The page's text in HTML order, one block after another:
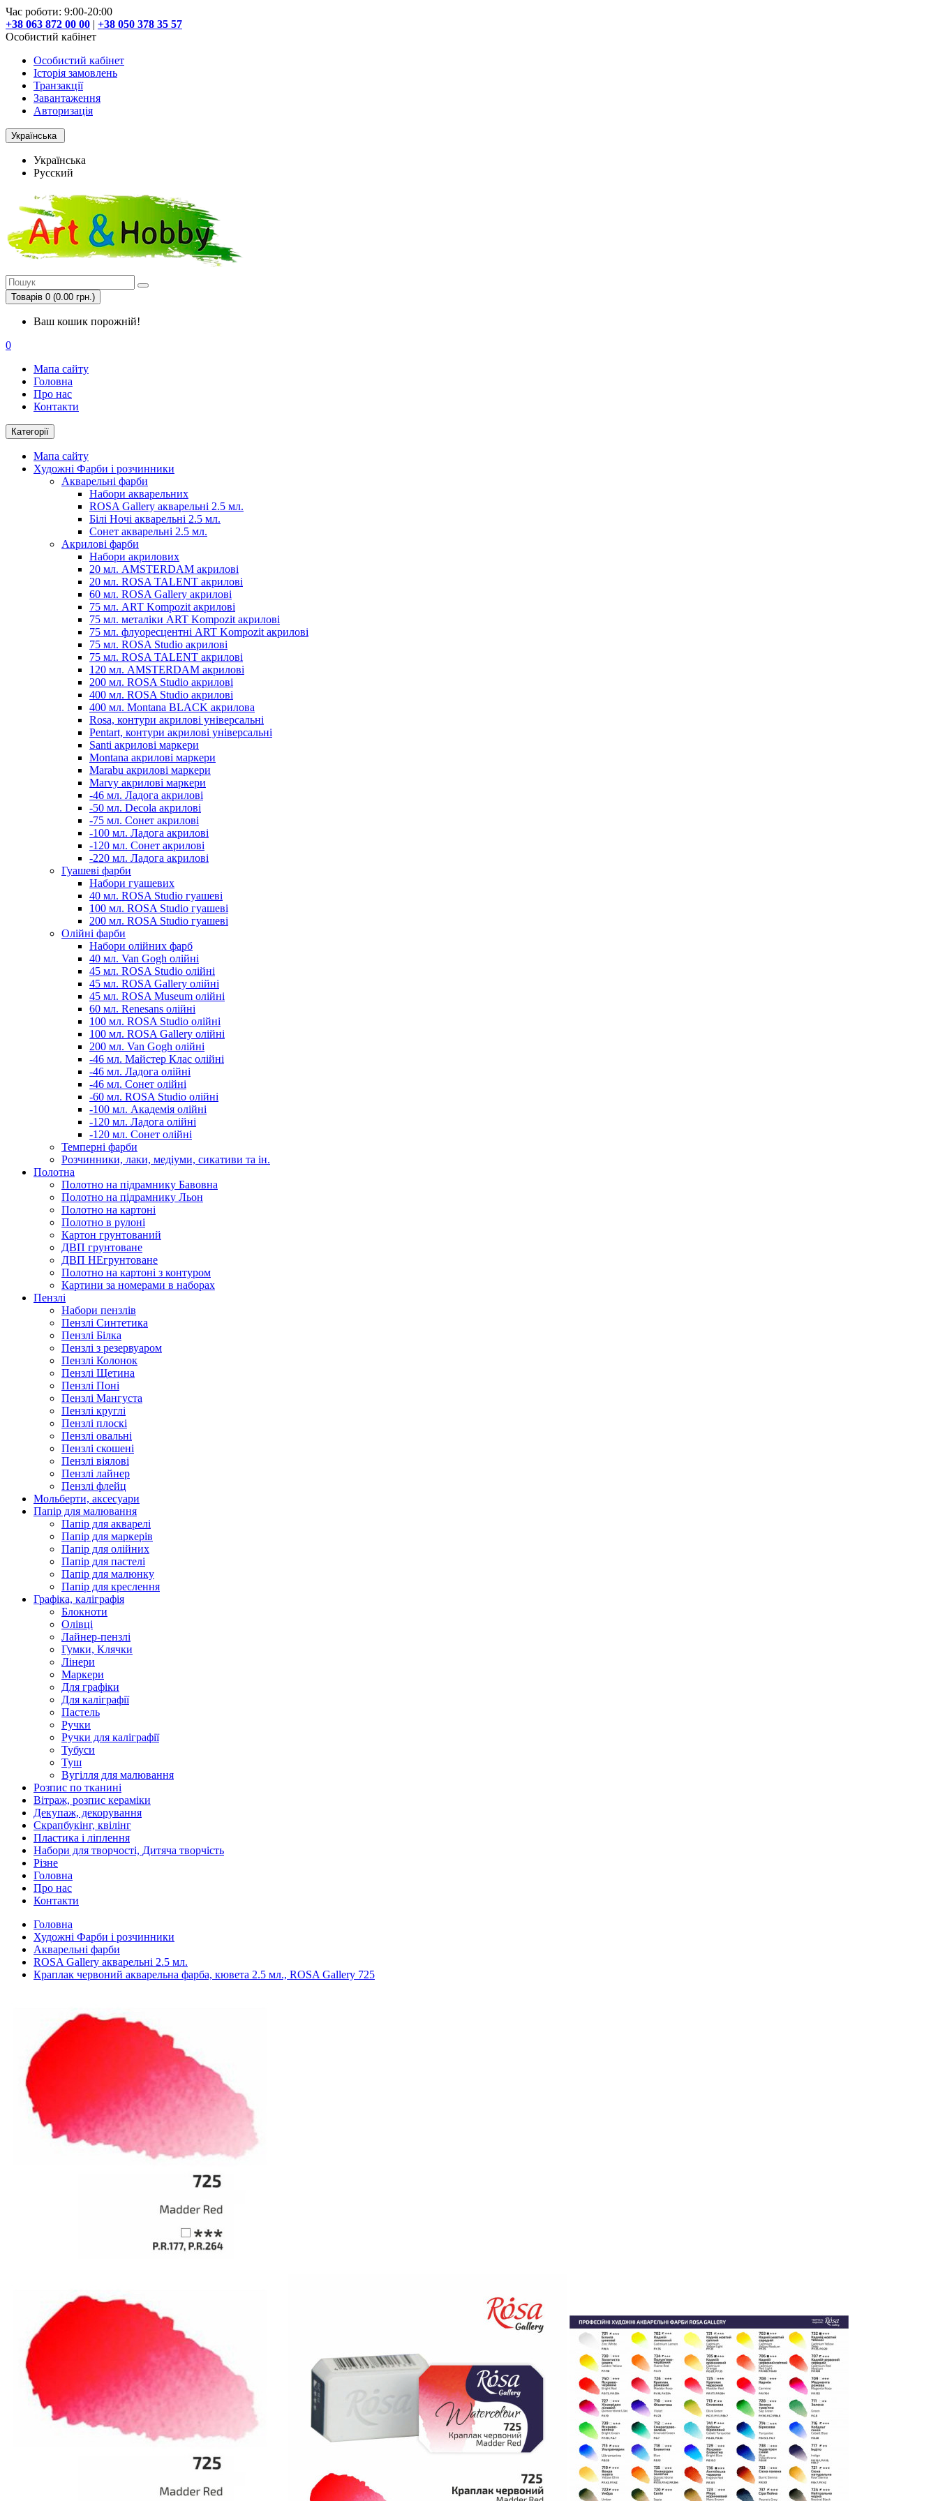
Час роботи: 9:00-20:00
+38 063 872 00 00 | +38 050 378 35 57
Особистий кабінет
Особистий кабінет
Історія замовлень
Транзакції
Завантаження
Авторизація
Українська
Українська
Русский
Товарів 0 (0.00 грн.)
Ваш кошик порожній!
0
Мапа сайту
Головна
Про нас
Контакти
Категорії
Мапа сайту
Художні Фарби і розчинники
Акварельні фарби
Набори акварельних
ROSA Gallery акварельні 2.5 мл.
Білі Ночі акварельні 2.5 мл.
Сонет акварельні 2.5 мл.
Акрилові фарби
Набори акрилових
20 мл. AMSTERDAM акрилові
20 мл. ROSA TALENT акрилові
60 мл. ROSA Gallery акрилові
75 мл. ART Kompozit акрилові
75 мл. металіки ART Kompozit акрилові
75 мл. флуоресцентні ART Kompozit акрилові
75 мл. ROSA Studio акрилові
75 мл. ROSA TALENT акрилові
120 мл. AMSTERDAM акрилові
200 мл. ROSA Studio акрилові
400 мл. ROSA Studio акрилові
400 мл. Montana BLACK акрилова
Rosa, контури акрилові універсальні
Pentart, контури акрилові універсальні
Santi акрилові маркери
Montana акрилові маркери
Marabu акрилові маркери
Marvy акрилові маркери
-46 мл. Ладога акрилові
-50 мл. Decola акрилові
-75 мл. Сонет акрилові
-100 мл. Ладога акрилові
-120 мл. Сонет акрилові
-220 мл. Ладога акрилові
Гуашеві фарби
Набори гуашевих
40 мл. ROSA Studio гуашеві
100 мл. ROSA Studio гуашеві
200 мл. ROSA Studio гуашеві
Олійні фарби
Набори олійних фарб
40 мл. Van Gogh олійні
45 мл. ROSA Studio олійні
45 мл. ROSA Gallery олійні
45 мл. ROSA Museum олійні
60 мл. Renesans олійні
100 мл. ROSA Studio олійні
100 мл. ROSA Gallery олійні
200 мл. Van Gogh олійні
-46 мл. Майстер Клас олійні
-46 мл. Ладога олійні
-46 мл. Сонет олійні
-60 мл. ROSA Studio олійні
-100 мл. Академія олійні
-120 мл. Ладога олійні
-120 мл. Сонет олійні
Темперні фарби
Розчинники, лаки, медіуми, сикативи та ін.
Полотна
Полотно на підрамнику Бавовна
Полотно на підрамнику Льон
Полотно на картоні
Полотно в рулоні
Картон грунтований
ДВП грунтоване
ДВП НЕгрунтоване
Полотно на картоні з контуром
Картини за номерами в наборах
Пензлі
Набори пензлів
Пензлі Синтетика
Пензлі Білка
Пензлі з резервуаром
Пензлі Колонок
Пензлі Щетина
Пензлі Поні
Пензлі Мангуста
Пензлі круглі
Пензлі плоскі
Пензлі овальні
Пензлі скошені
Пензлі віялові
Пензлі лайнер
Пензлі флейц
Мольберти, аксесуари
Папір для малювання
Папір для акварелі
Папір для маркерів
Папір для олійних
Папір для пастелі
Папір для малюнку
Папір для креслення
Графіка, каліграфія
Блокноти
Олівці
Лайнер-пензлі
Гумки, Клячки
Лінери
Маркери
Для графіки
Для каліграфії
Пастель
Ручки
Ручки для каліграфії
Тубуси
Туш
Вугілля для малювання
Розпис по тканині
Вітраж, розпис кераміки
Декупаж, декорування
Скрапбукінг, квілінг
Пластика і ліплення
Набори для творчості, Дитяча творчість
Різне
Головна
Про нас
Контакти
Головна
Художні Фарби і розчинники
Акварельні фарби
ROSA Gallery акварельні 2.5 мл.
Краплак червоний акварельна фарба, кювета 2.5 мл., ROSA Gallery 725